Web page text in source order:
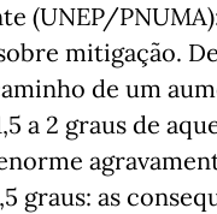
(UNEP/
mitigação.
de um
a 2 graus de
graus: as